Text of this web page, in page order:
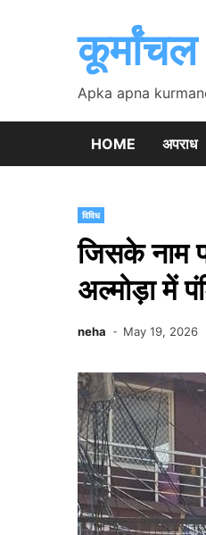
Apka apna
HOME अपराध
विविध
जिसके नाम
अल्मोड़ा में
neha May 19, 2026